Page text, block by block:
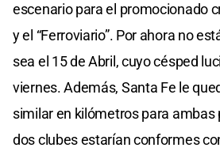
escenario para el promocionado
y el “Ferroviario”. Por ahora no
sea el 15 de Abril, cuyo césped
viernes. Además, Santa Fe le
similar en kilómetros para ambas
dos clubes estarían conformes